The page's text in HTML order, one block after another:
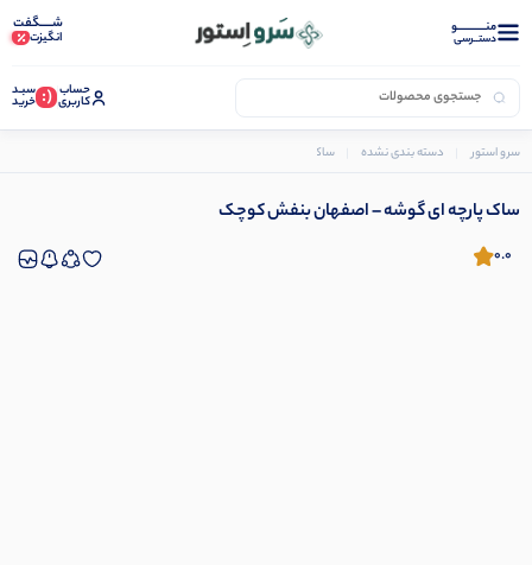
منــــــــــــو
دستــرسی
شـــــگفت
انگیزت
حساب
کاربری (: سبـد
خرید
سرو استور دسته بندی نشده ساک پارچه ای گوشه – اصفهان بنفش کوچک
ساک پارچه ای گوشه – اصفهان بنفش کوچک
0.0